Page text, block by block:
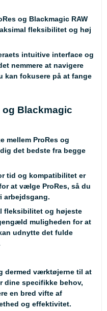
og Blackmagic RAW
fleksibilitet og høj
intuitive interface og
nemmere at navigere
kan fokusere på at fange
Blackmagic
mellem ProRes og
det bedste fra begge
tid og kompatibilitet er
at vælge ProRes, så du
arbejdsgang.
fleksibilitet og højeste
muligheden for at
udnytte det fulde
dermed værktøjerne til at
dine specifikke behov,
en bred vifte af
og effektivitet.